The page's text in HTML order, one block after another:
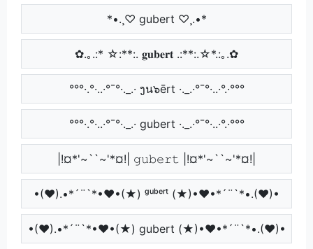
*•.¸♡ gubert ♡¸.•*
✿.｡.:* ☆:**:. 𝐠𝐮𝐛𝐞𝐫𝐭 .:**:.☆*.:｡.✿
°°°·.°·..·°¯°·._.· ງน๖ērt ·._.·°¯°·..·°.·°°°
°°°·.°·..·°¯°·._.· gubert ·._.·°¯°·..·°.·°°°
|!¤*'~``~'*¤!| 𝚐𝚞𝚋𝚎𝚛𝚝 |!¤*'~``~'*¤!|
•(♥).•*´¨`*•♥•(★) ᵍᵘᵇᵉʳᵗ (★)•♥•*´¨`*•.(♥)•
•(♥).•*´¨`*•♥•(★) gubert (★)•♥•*´¨`*•.(♥)•